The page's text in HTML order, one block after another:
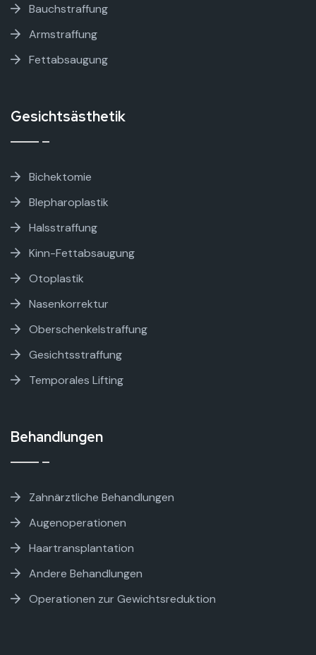
Bauchstraffung
Armstraffung
Fettabsaugung
Gesichtsästhetik
Bichektomie
Blepharoplastik
Halsstraffung
Kinn-Fettabsaugung
Otoplastik
Nasenkorrektur
Oberschenkelstraffung
Gesichtsstraffung
Temporales Lifting
Behandlungen
Zahnärztliche Behandlungen
Augenoperationen
Haartransplantation
Andere Behandlungen
Operationen zur Gewichtsreduktion